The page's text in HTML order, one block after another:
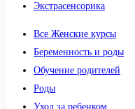
Экстрасенсорика
Все Женские курсы
Беременность и роды
Обучение родителей
Роды
Уход за ребенком